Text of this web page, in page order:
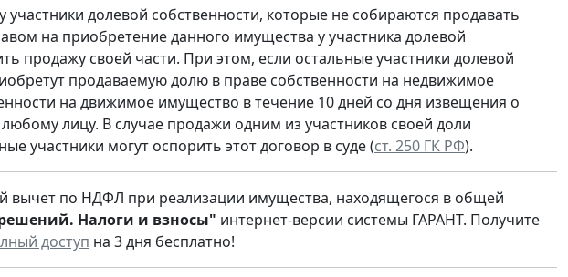
долевой собственности, которые не собираются продавать
на приобретение данного имущества у участника долевой
продажу своей части. При этом, если остальные участники долевой
продаваемую долю в праве собственности на недвижимое
на движимое имущество в течение 10 дней со дня извещения о
лицу. В случае продажи одним из участников своей доли
участники могут оспорить этот договор в суде (ст. 250 ГК РФ).
вычет по НДФЛ при реализации имущества, находящегося в общей
Налоги и взносы" интернет-версии системы ГАРАНТ. Получите
доступ на 3 дня бесплатно!